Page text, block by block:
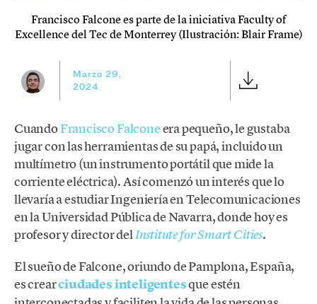
Francisco Falcone es parte de la iniciativa Faculty of
Excellence del Tec de Monterrey (Ilustración: Blair Frame)
Marzo 29,
2024
CuandoFrancisco Falconeera pequeño, le gustaba
jugar con las herramientas de su papá, incluido un
multímetro (un instrumento portátil que mide la
corriente eléctrica). Así comenzó un interés que lo
llevaría a estudiar Ingeniería en Telecomunicaciones
en la Universidad Pública de Navarra, donde hoy es
profesor y director delInstitute for Smart Cities.
El sueño de Falcone, oriundo de Pamplona, España,
es crearciudades inteligentesque estén